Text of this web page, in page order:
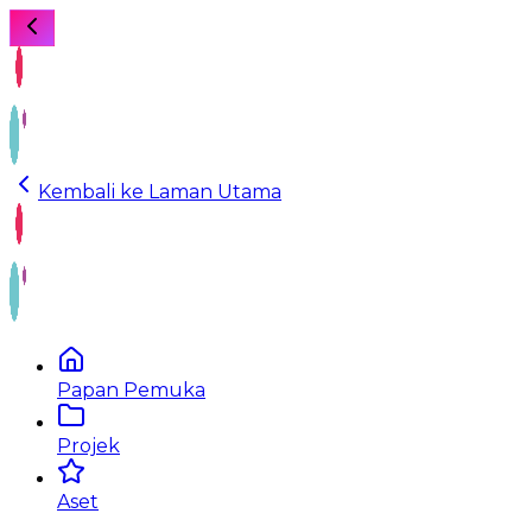
Kembali ke Laman Utama
Papan Pemuka
Projek
Aset